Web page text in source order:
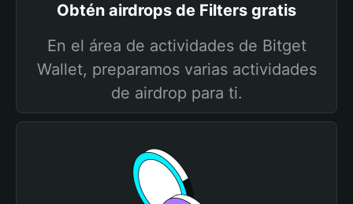
Obtén airdrops de Filters gratis
En el área de actividades de Bitget
Wallet, preparamos varias actividades
de airdrop para ti.